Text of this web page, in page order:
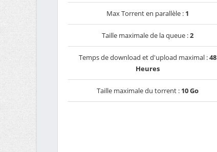
Max Torrent en parallèle : 1
Taille maximale de la queue :2
Temps de download et d'upload maximal :48
Heures
Taille maximale du torrent : 10 Go